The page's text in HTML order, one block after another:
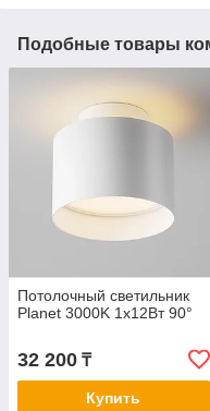
Подобные товары
Потолочный светильник
Planet 3000K 1x12Вт 90°
32 200 ₸
Купить